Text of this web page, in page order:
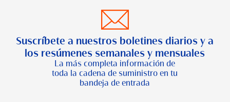
Suscríbete a nuestros boletines diarios y a
los resúmenes semanales y mensuales
La más completa información de
toda la cadena de suministro en tu
bandeja de entrada